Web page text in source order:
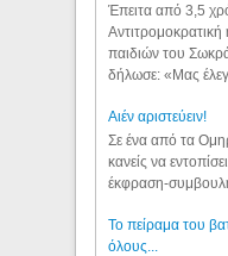
Έπειτα από 3,5
παιδιών του
δήλωσε: «Μας
Aιέν αριστεύειν!
Σε ένα από τα
κανείς να
έκφραση-
Το πείραμα του
όλους...